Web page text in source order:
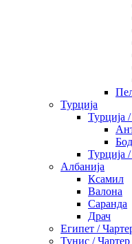
Турција
Турција
Турција
Албанија
Ксамил
Валона
Саранда
Драч
Египет /
Тунис /